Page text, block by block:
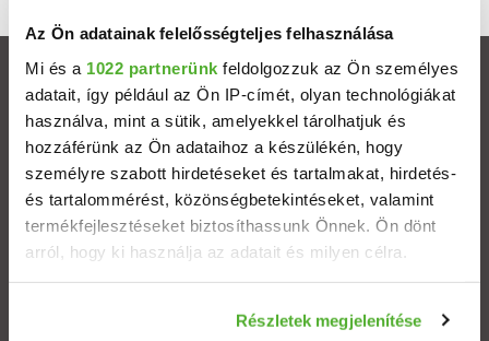
Az Ön adatainak felelősségteljes felhasználása
Mi és a 1022 partnerünk feldolgozzuk az Ön személyes
adatait, így például az Ön IP-címét, olyan technológiákat
használva, mint a sütik, amelyekkel tárolhatjuk és
hozzáférünk az Ön adataihoz a készülékén, hogy
személyre szabott hirdetéseket és tartalmakat, hirdetés-
és tartalommérést, közönségbetekintéseket, valamint
termékfejlesztéseket biztosíthassunk Önnek. Ön dönt
arról, hogy ki használja az adatait és milyen célra.
Információgyűjtés az Ön földrajzi elhelyezkedéséről
Részletek megjelenítése
Ingatlanok
Eladó házak
Eladó lakások
Települések